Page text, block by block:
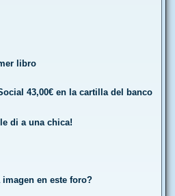
libro
43,00€ en la cartilla del banco
di a una chica!
en este foro?